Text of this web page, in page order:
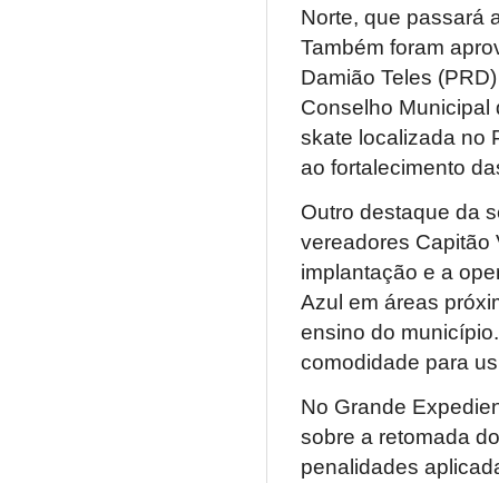
Norte, que passará
Também foram
Damião Teles
Conselho Municipal
skate localizada no
ao fortalecimento
Outro destaque da
vereadores Capitão
implantação e a
Azul em áreas
ensino do
comodidade para
No Grande
sobre a retomada
penalidades